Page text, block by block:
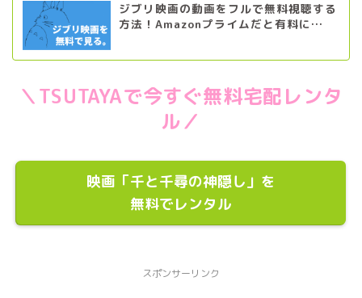
ジブリ映画の動画をフルで無料視聴する
方法！Amazonプライムだと有料に…
＼TSUTAYAで今すぐ無料宅配レンタ
ル／
映画「千と千尋の神隠し」を
無料でレンタル
スポンサーリンク